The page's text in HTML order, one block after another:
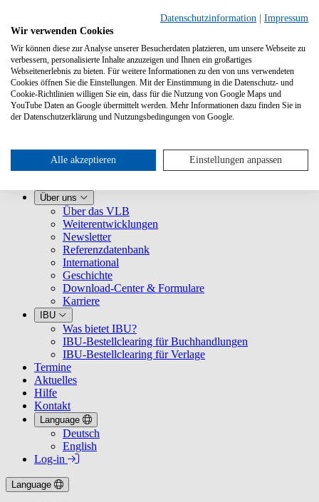
Leistungen
VLB kennenlernen
Für Selfpublisher
Für Dienstleister
Über uns
Über das VLB
Weiterentwicklungen
Newsletter
Referenzdatenbank
International
Geschichte
Download-Center & Formulare
Karriere
IBU
Was bietet IBU?
IBU-Bestellclearing für Buchhandlungen
IBU-Bestellclearing für Verlage
Termine
Aktuelles
Hilfe
Kontakt
Language
Deutsch
English
Log-in
Language
Datenschutzinformation
Impressum
Wir verwenden Cookies
Wir können diese zur Analyse unserer Besucherdaten platzieren, um unsere Webseite zu
verbessern, personalisierte Inhalte anzuzeigen und Ihnen ein großartiges
Webseitenerlebnis zu bieten. Für weitere Informationen zu den von uns verwendeten
Cookies öffnen Sie die Einstellungen. Mit der Einstimmung in die Datenschutz- und
Cookie-Richtlinien willigen Sie ein, dass für die Nutzung von Google Maps und
YouTube Daten an Google übermittelt werden. Mehr Informationen dazu finden Sie in
der Datenschutzerklärung und Nutzungsbedingungen von Google.
Alle akzeptieren Einstellungen anpassen